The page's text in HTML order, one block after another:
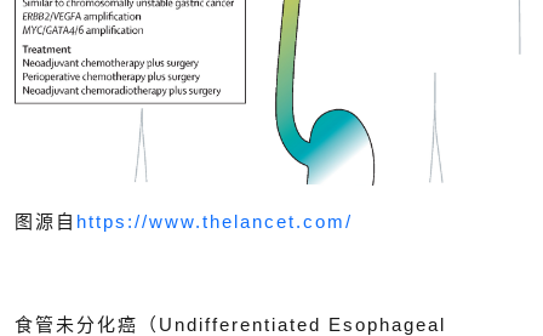
图源自 https://www.thelancet.com/
食管未分化癌（Undifferentiated Esophageal